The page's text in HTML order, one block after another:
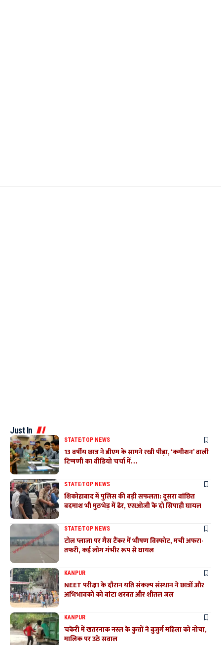
Just In
STATETOP NEWS
13 वर्षीय छात्र ने डीएम के सामने रखी पीड़ा, ‘कमीशन’ वाली
टिप्पणी का वीडियो चर्चा में…
STATETOP NEWS
शिकोहाबाद में पुलिस की बड़ी सफलता: दूसरा वांछित
बदमाश भी मुठभेड़ में ढेर, एसओजी के दो सिपाही घायल
STATETOP NEWS
टोल प्लाजा पर गैस टैंकर में भीषण विस्फोट, मची अफरा-
तफरी, कई लोग गंभीर रूप से घायल
KANPUR
NEET परीक्षा के दौरान यति संकल्प संस्थान ने छात्रों और
अभिभावकों को बांटा शरबत और शीतल जल
KANPUR
चकेरी में खतरनाक नस्ल के कुत्तों ने बुजुर्ग महिला को नोचा,
मालिक पर उठे सवाल